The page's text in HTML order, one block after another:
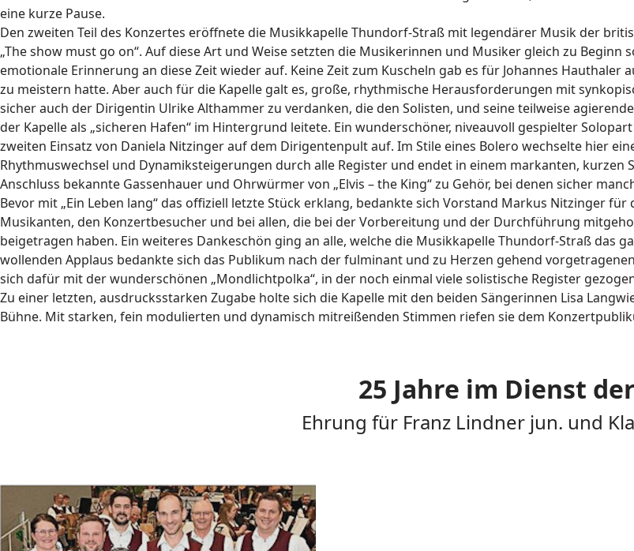
eine kurze Pause.
Den zweiten Teil des Konzertes eröffnete die Musikkapelle Thundorf-Straß mit legendärer Musik der
„The show must go on“. Auf diese Art und Weise setzten die Musikerinnen und Musiker gleich zu
emotionale Erinnerung an diese Zeit wieder auf. Keine Zeit zum Kuscheln gab es für Johannes Hauthaler
zu meistern hatte. Aber auch für die Kapelle galt es, große, rhythmische Herausforderungen mit
sicher auch der Dirigentin Ulrike Althammer zu verdanken, die den Solisten, und seine teilweise
der Kapelle als „sicheren Hafen“ im Hintergrund leitete. Ein wunderschöner, niveauvoll gespielter
zweiten Einsatz von Daniela Nitzinger auf dem Dirigentenpult auf. Im Stile eines Bolero wechselte hier
Rhythmuswechsel und Dynamiksteigerungen durch alle Register und endet in einem markanten,
Anschluss bekannte Gassenhauer und Ohrwürmer von „Elvis – the King“ zu Gehör, bei denen sicher
Bevor mit „Ein Leben lang“ das offiziell letzte Stück erklang, bedankte sich Vorstand Markus Nitzinger
Musikanten, den Konzertbesucher und bei allen, die bei der Vorbereitung und der Durchführung
beigetragen haben. Ein weiteres Dankeschön ging an alle, welche die Musikkapelle Thundorf-Straß das
wollenden Applaus bedankte sich das Publikum nach der fulminant und zu Herzen gehend
sich dafür mit der wunderschönen „Mondlichtpolka“, in der noch einmal viele solistische Register
Zu einer letzten, ausdrucksstarken Zugabe holte sich die Kapelle mit den beiden Sängerinnen Lisa
Bühne. Mit starken, fein modulierten und dynamisch mitreißenden Stimmen riefen sie dem
25 Jahre im Dienst
Ehrung für Franz Lindner jun. und